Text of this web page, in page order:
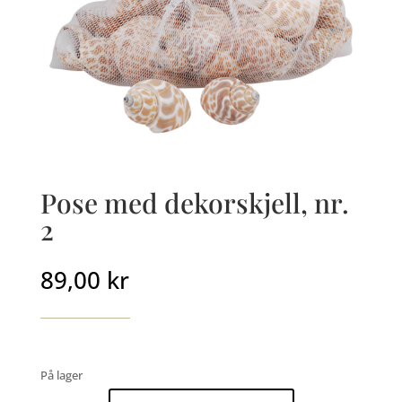
Pose med dekorskjell, nr.
2
89,00 kr
På lager